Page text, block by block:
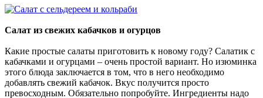
Салат из свежих кабачков и огурцов
Какие простые салаты приготовить к новому году? Салатик с
кабачками и огурцами – очень простой вариант. Но изюминка
этого блюда заключается в том, что в него необходимо
добавлять свежий кабачок. Вкус получится просто
превосходным. Обязательно попробуйте. Ингредиенты надо